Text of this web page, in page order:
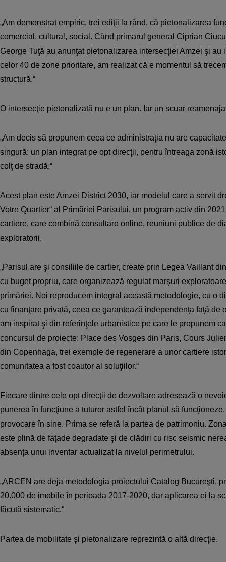
„Am demonstrat empiric, trei ediţii la rând, că pietonalizarea
comercial, cultural, social. Când primarul general Ciprian
George Tuţă au anunţat pietonalizarea intersecţiei Amzei şi au
celor 40 de zone prioritare, am realizat că e momentul să
structură.“
O intersecţie pietonalizată nu e un plan. Iar un scuar
„Am decis să propunem ceea ce administraţia nu are
singură: un plan integrat pe opt direcţii, pentru întreaga zonă
colţ de stradă.“
Acest plan este Amzei District 2030, iar modelul care a servit
Votre Quartier“ al Primăriei Parisului, un program activ din
cartiere, care combină consultare online, reuniuni publice de
exploratorii.
„Parisul are şi consiliile de cartier, create prin Legea Vaillant
cu buget propriu, care organizează regulat marşuri
primăriei. Noi reproducem integral această metodologie, cu o
cu finanţare privată, ceea ce garantează independenţa faţă de
am inspirat şi din referinţele urbanistice pe care le propunem
concursul de proiecte: Place des Vosges din Paris, Cours
din Copenhaga, trei exemple de regenerare a unor cartiere
comunitatea a fost coautor al soluţiilor.“
Fiecare dintre cele opt direcţii de dezvoltare adresează o
punerea în funcţiune a tuturor astfel încât planul să
provocare în sine. Prima se referă la partea de patrimoniu.
este plină de faţade degradate şi de clădiri cu risc seismic
absenţa unui inventar actualizat la nivelul perimetrului.
„ARCEN are deja metodologia proiectului Catalog Bucureşti,
20.000 de imobile în perioada 2017-2020, dar aplicarea ei la
făcută sistematic.“
Partea de mobilitate şi pietonalizare reprezintă o altă direcţie.